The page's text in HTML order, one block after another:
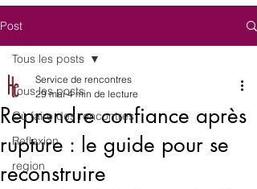
Post
Tous les posts
Où faire des rencontres
Reflexion
region
Tous les posts
Reprendre confiance après
rupture : le guide pour se
reconstruire
Service de rencontres
29 mai 4 min de lecture